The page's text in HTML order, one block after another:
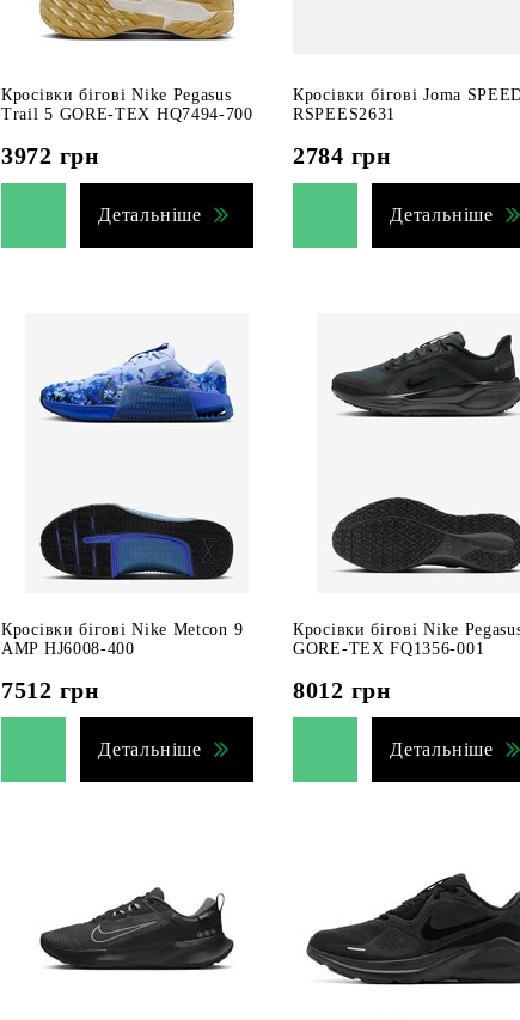
Кросівки бігові Nike Pegasus
Trail 5 GORE-TEX HQ7494-700
3972 грн
Детальніше
Кросівки бігові Joma
RSPEES2631
2784 грн
Детальніше
Кросівки бігові Nike Metcon 9
AMP HJ6008-400
7512 грн
Детальніше
Кросівки бігові Nike
GORE-TEX FQ1356-001
8012 грн
Детальніше